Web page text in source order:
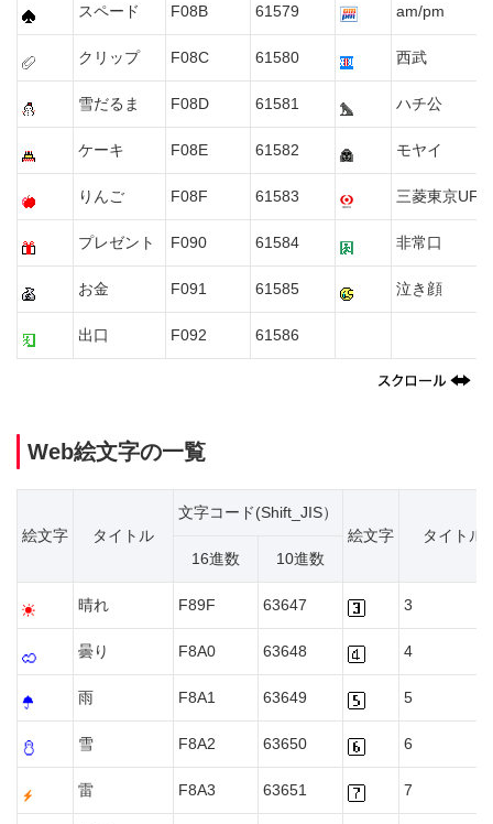
スペード F08B 61579 am/pm
クリップ F08C 61580 西武
雪だるま F08D 61581 ハチ公
ケーキ F08E 61582 モヤイ
りんご F08F 61583 三菱東京UFJ
プレゼント F090 61584 非常口
お金 F091 61585 泣き顔
出口 F092 61586
Web絵文字の一覧
絵文字 タイトル
文字コード(Shift_JIS）
絵文字
タイトル
16進数
10進数
晴れ F89F 63647 3
曇り F8A0 63648 4
雨 F8A1 63649 5
雪 F8A2 63650 6
雷 F8A3 63651 7